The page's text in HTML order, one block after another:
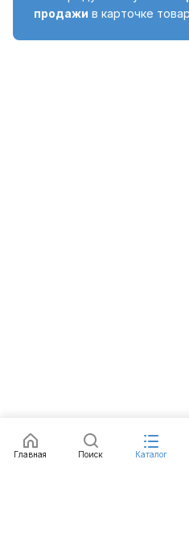
продажи в карточке
Главная Поиск Каталог